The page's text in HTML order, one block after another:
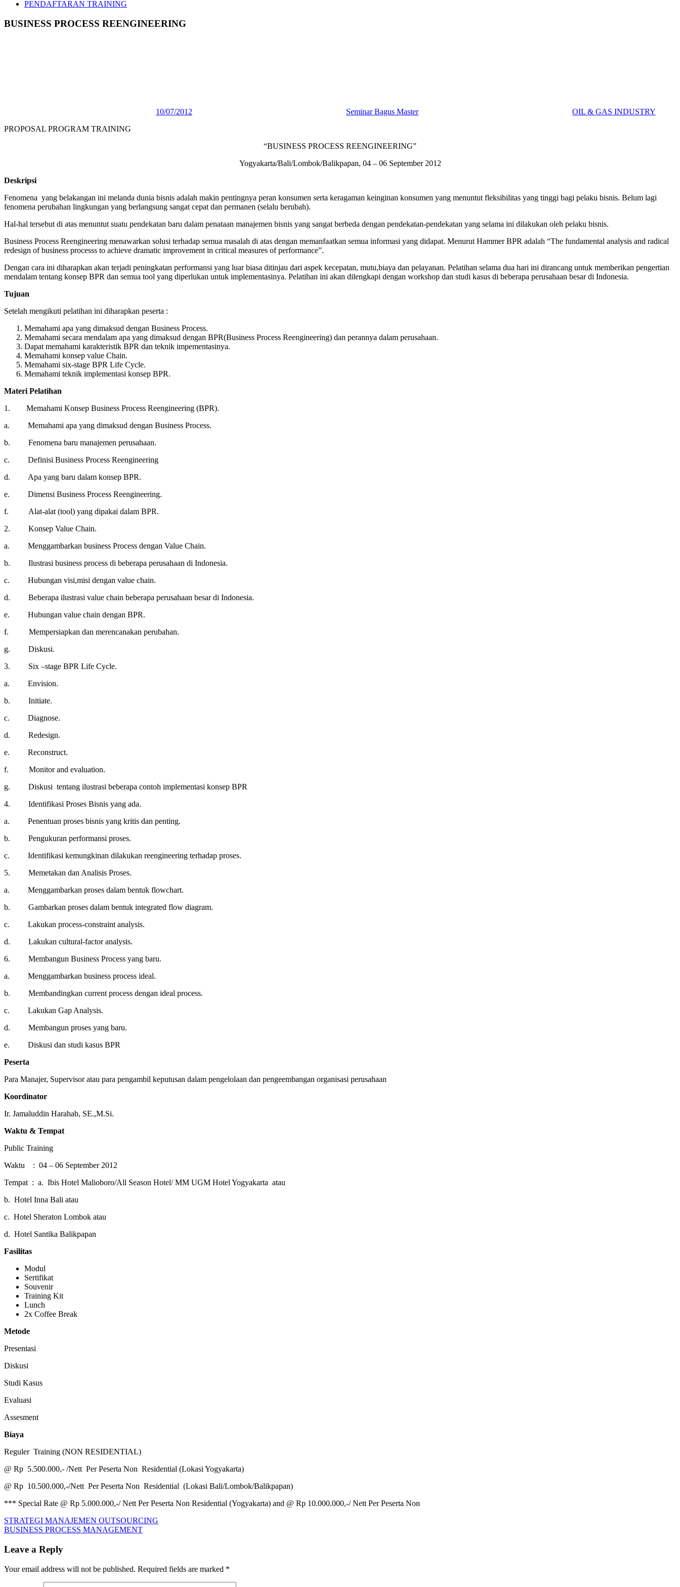
PENDAFTARAN TRAINING
BUSINESS PROCESS REENGINEERING
10/07/2012 Seminar Bagus Master
OIL & GAS INDUSTRY
PROPOSAL PROGRAM TRAINING
“BUSINESS PROCESS REENGINEERING”
Yogyakarta/Bali/Lombok/Balikpapan, 04 – 06 September 2012
Deskripsi
Fenomena yang belakangan ini melanda dunia bisnis adalah makin pentingnya peran konsumen serta keragaman keinginan konsumen yang menuntut fleksibilitas yang tinggi bagi pelaku bisnis. Belum lagi
fenomena perubahan lingkungan yang berlangsung sangat cepat dan permanen (selalu berubah).
Hal-hal tersebut di atas menuntut suatu pendekatan baru dalam penataan manajemen bisnis yang sangat berbeda dengan pendekatan-pendekatan yang selama ini dilakukan oleh pelaku bisnis.
Business Process Reengineering menawarkan solusi terhadap semua masalah di atas dengan memanfaatkan semua informasi yang didapat. Menurut Hammer BPR adalah “The fundamental analysis and radical
redesign of business processs to achieve dramatic improvement in critical measures of performance”.
Dengan cara ini diharapkan akan terjadi peningkatan performansi yang luar biasa ditinjau dari aspek kecepatan, mutu,biaya dan pelayanan. Pelatihan selama dua hari ini dirancang untuk memberikan pengertian
mendalam tentang konsep BPR dan semua tool yang diperlukan untuk implementasinya. Pelatihan ini akan dilengkapi dengan workshop dan studi kasus di beberapa perusahaan besar di Indonesia.
Tujuan
Setelah mengikuti pelatihan ini diharapkan peserta :
Memahami apa yang dimaksud dengan Business Process.
Memahami secara mendalam apa yang dimaksud dengan BPR(Business Process Reengineering) dan perannya dalam perusahaan.
Dapat memahami karakteristik BPR dan teknik impementasinya.
Memahami konsep value Chain.
Memahami six-stage BPR Life Cycle.
Memahami teknik implementasi konsep BPR.
Materi Pelatihan
1. Memahami Konsep Business Process Reengineering (BPR).
a. Memahami apa yang dimaksud dengan Business Process.
b. Fenomena baru manajemen perusahaan.
c. Definisi Business Process Reengineering
d. Apa yang baru dalam konsep BPR.
e. Dimensi Business Process Reengineering.
f. Alat-alat (tool) yang dipakai dalam BPR.
2. Konsep Value Chain.
a. Menggambarkan business Process dengan Value Chain.
b. Ilustrasi business process di beberapa perusahaan di Indonesia.
c. Hubungan visi,misi dengan value chain.
d. Beberapa ilustrasi value chain beberapa perusahaan besar di Indonesia.
e. Hubungan value chain dengan BPR.
f. Mempersiapkan dan merencanakan perubahan.
g. Diskusi.
3. Six –stage BPR Life Cycle.
a. Envision.
b. Initiate.
c. Diagnose.
d. Redesign.
e. Reconstruct.
f. Monitor and evaluation.
g. Diskusi tentang ilustrasi beberapa contoh implementasi konsep BPR
4. Identifikasi Proses Bisnis yang ada.
a. Penentuan proses bisnis yang kritis dan penting.
b. Pengukuran performansi proses.
c. Identifikasi kemungkinan dilakukan reengineering terhadap proses.
5. Memetakan dan Analisis Proses.
a. Menggambarkan proses dalam bentuk flowchart.
b. Gambarkan proses dalam bentuk integrated flow diagram.
c. Lakukan process-constraint analysis.
d. Lakukan cultural-factor analysis.
6. Membangun Business Process yang baru.
a. Menggambarkan business process ideal.
b. Membandingkan current process dengan ideal process.
c. Lakukan Gap Analysis.
d. Membangun proses yang baru.
e. Diskusi dan studi kasus BPR
Peserta
Para Manajer, Supervisor atau para pengambil keputusan dalam pengelolaan dan pengeembangan organisasi perusahaan
Koordinator
Ir. Jamaluddin Harahab, SE.,M.Si.
Waktu & Tempat
Public Training
Waktu : 04 – 06 September 2012
Tempat : a. Ibis Hotel Malioboro/All Season Hotel/ MM UGM Hotel Yogyakarta atau
b. Hotel Inna Bali atau
c. Hotel Sheraton Lombok atau
d. Hotel Santika Balikpapan
Fasilitas
Modul
Sertifikat
Souvenir
Training Kit
Lunch
2x Coffee Break
Metode
Presentasi
Diskusi
Studi Kasus
Evaluasi
Assesment
Biaya
Reguler Training (NON RESIDENTIAL)
@ Rp 5.500.000,- /Nett Per Peserta Non Residential (Lokasi Yogyakarta)
@ Rp 10.500.000,-/Nett Per Peserta Non Residential (Lokasi Bali/Lombok/Balikpapan)
*** Special Rate @ Rp 5.000.000,-/ Nett Per Peserta Non Residential (Yogyakarta) and @ Rp 10.000.000,-/ Nett Per Peserta Non
BUSINESS
PROCESS
Post
navigation
Previous
Post:
STRATEGI MANAJEMEN OUTSOURCING
Next
BUSINESS PROCESS MANAGEMENT
Leave a Reply
Your email address will not be published. Required fields are marked *